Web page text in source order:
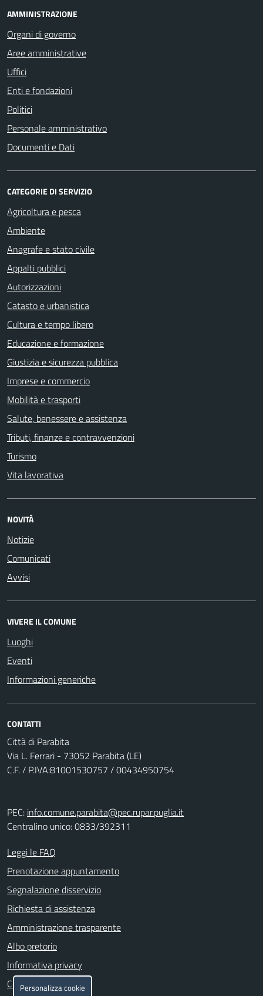
AMMINISTRAZIONE
Organi di governo
Aree amministrative
Uffici
Enti e fondazioni
Politici
Personale amministrativo
Documenti e Dati
CATEGORIE DI SERVIZIO
Agricoltura e pesca
Ambiente
Anagrafe e stato civile
Appalti pubblici
Autorizzazioni
Catasto e urbanistica
Cultura e tempo libero
Educazione e formazione
Giustizia e sicurezza pubblica
Imprese e commercio
Mobilità e trasporti
Salute, benessere e assistenza
Tributi, finanze e contravvenzioni
Turismo
Vita lavorativa
NOVITÀ
Notizie
Comunicati
Avvisi
VIVERE IL COMUNE
Luoghi
Eventi
Informazioni generiche
CONTATTI
Città di Parabita
Via L. Ferrari - 73052 Parabita (LE)
C.F. / P.IVA:81001530757 / 00434950754
PEC: info.comune.parabita@pec.rupar.puglia.it
Centralino unico: 0833/392311
Leggi le FAQ
Prenotazione appuntamento
Segnalazione disservizio
Richiesta di assistenza
Amministrazione trasparente
Albo pretorio
Informativa privacy
Cookie policy
Personalizza cookie